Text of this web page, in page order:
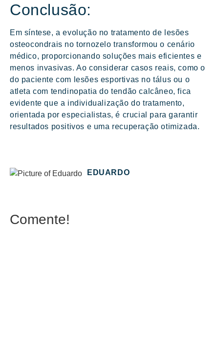
Conclusão:
Em síntese, a evolução no tratamento de lesões
osteocondrais no tornozelo transformou o cenário
médico, proporcionando soluções mais eficientes e
menos invasivas. Ao considerar casos reais, como o
do paciente com lesões esportivas no tálus ou o
atleta com tendinopatia do tendão calcâneo, fica
evidente que a individualização do tratamento,
orientada por especialistas, é crucial para garantir
resultados positivos e uma recuperação otimizada.
EDUARDO
Comente!